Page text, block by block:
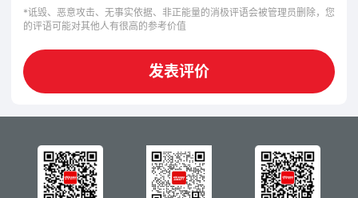
*诋毁、恶意攻击、无事实依据、非正能量的消极评语会被管理员删除，您
的评语可能对其他人有很高的参考价值
发表评价